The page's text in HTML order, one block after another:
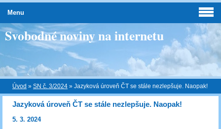
Svobodné noviny na internetu
Úvod » SN č. 3/2024 » Jazyková úroveň ČT se stále nezlepšuje. Naopak!
Jazyková úroveň ČT se stále nezlepšuje. Naopak!
5. 3. 2024
Menu